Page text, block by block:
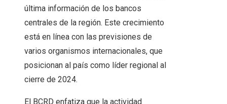
última información de los bancos
centrales de la región. Este crecimiento
está en línea con las previsiones de
varios organismos internacionales, que
posicionan al país como líder regional al
cierre de 2024.
El BCRD enfatiza que la actividad